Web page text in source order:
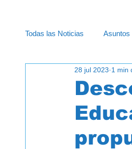
Todas las Noticias Asuntos
Cápsulas - Información
28 jul 2023 1 min